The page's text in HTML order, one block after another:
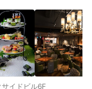
イドビル6F